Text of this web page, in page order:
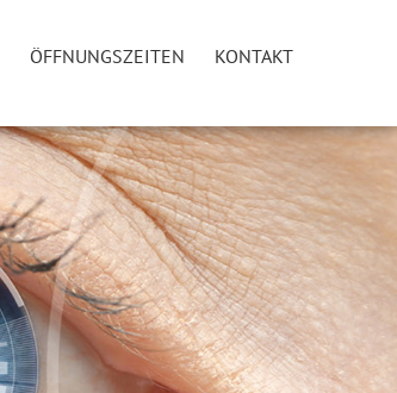
ÖFFNUNGSZEITEN KONTAKT